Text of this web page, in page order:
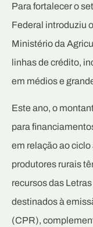
Para fortalecer o
Federal introduziu
Ministério da
linhas de crédito,
em médios e
Este ano, o
para
em relação ao
produtores rurais
recursos das
destinados à
(CPR),